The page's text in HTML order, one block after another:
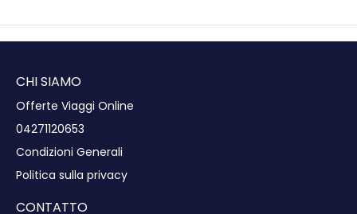
CHI SIAMO
Offerte Viaggi Online
04271120653
Condizioni Generali
Politica sulla privacy
CONTATTO